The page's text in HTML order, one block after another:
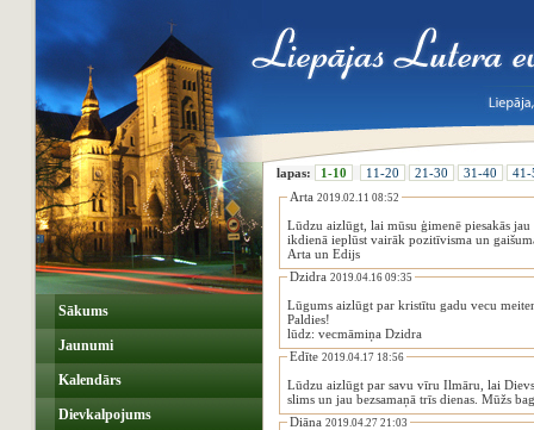
Sākums
Jaunumi
Kalendārs
Dievkalpojums
lapas: 1-10 11-20 21-30 31-40
41-
Arta 2019.02.11 08:52
Lūdzu aizlūgt, lai mūsu ģimenē piesakās
ikdienā ieplūst vairāk pozitīvisma un
Arta un Edijs
Dzidra 2019.04.16 09:35
Lūgums aizlūgt par kristītu gadu vecu
Paldies!
lūdz: vecmāmiņa Dzidra
Edīte 2019.04.17 18:56
Lūdzu aizlūgt par savu vīru Ilmāru, lai Dievs mazina
slims un jau bezsamaņā trīs dienas. Mūžs
Diāna 2019.04.27 21:03